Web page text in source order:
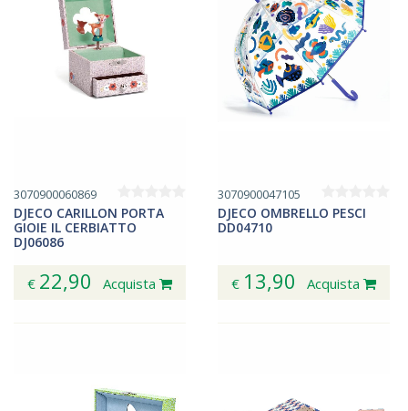
3070900060869
DJECO CARILLON PORTA
GIOIE IL CERBIATTO
DJ06086
€ 22,90 Acquista
3070900047105
DJECO OMBRELLO PESCI
DD04710
€ 13,90 Acquista